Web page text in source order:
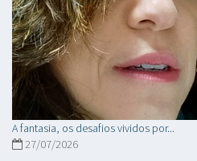
A fantasia, os desafios vividos por...
27/07/2026